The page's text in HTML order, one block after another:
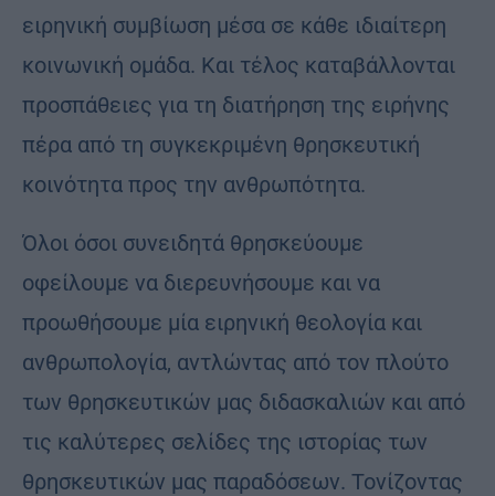
ειρηνική συμβίωση μέσα σε κάθε ιδιαίτερη
κοινωνική ομάδα. Και τέλος καταβάλλονται
προσπάθειες για τη διατήρηση της ειρήνης
πέρα από τη συγκεκριμένη θρησκευτική
κοινότητα προς την ανθρωπότητα.
Όλοι όσοι συνειδητά θρησκεύουμε
οφείλουμε να διερευνήσουμε και να
προωθήσουμε μία ειρηνική θεολογία και
ανθρωπολογία, αντλώντας από τον πλούτο
των θρησκευτικών μας διδασκαλιών και από
τις καλύτερες σελίδες της ιστορίας των
θρησκευτικών μας παραδόσεων. Τονίζοντας